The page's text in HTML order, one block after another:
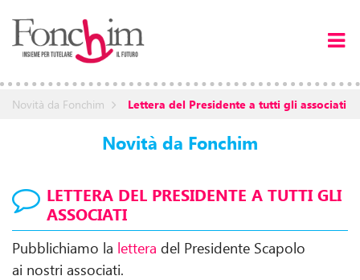
Novità da Fonchim Lettera del Presidente a tutti gli associati
Novità da Fonchim
LETTERA DEL PRESIDENTE A TUTTI GLI
ASSOCIATI
Pubblichiamo la lettera del Presidente Scapolo
ai nostri associati.